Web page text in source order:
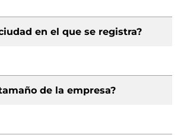
en el que se registra?
de la empresa?